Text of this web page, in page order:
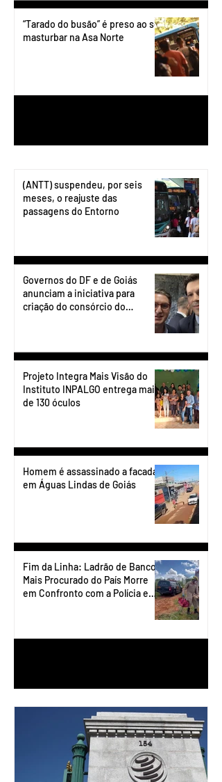
“Tarado do busão” é preso ao se
masturbar na Asa Norte
(ANTT) suspendeu, por seis
meses, o reajuste das
passagens do Entorno
Governos do DF e de Goiás
anunciam a iniciativa para
criação do consórcio do
Projeto Integra Mais Visão do
Instituto INPALGO entrega mais
de 130 óculos
Homem é assassinado a facadas
em Águas Lindas de Goiás
Fim da Linha: Ladrão de Banco
Mais Procurado do País Morre
em Confronto com a Polícia em